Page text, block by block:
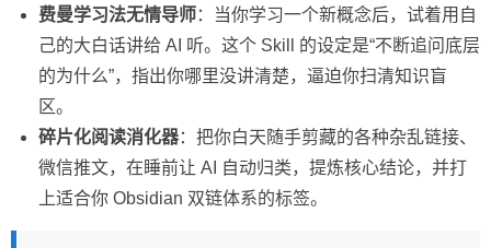
费曼学习法无情导师：当你学习一个新概念后，试着用自
己的大白话讲给 AI 听。这个 Skill 的设定是“不断追问底层
的为什么”，指出你哪里没讲清楚，逼迫你扫清知识盲
区。
碎片化阅读消化器：把你白天随手剪藏的各种杂乱链接、
微信推文，在睡前让 AI 自动归类，提炼核心结论，并打
上适合你 Obsidian 双链体系的标签。